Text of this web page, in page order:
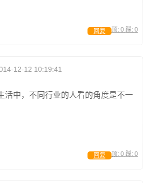
顶: 0 踩: 0
回复
12-12 10:19:41
活中，不同行业的人看的角度是不一
顶: 0 踩: 0
回复